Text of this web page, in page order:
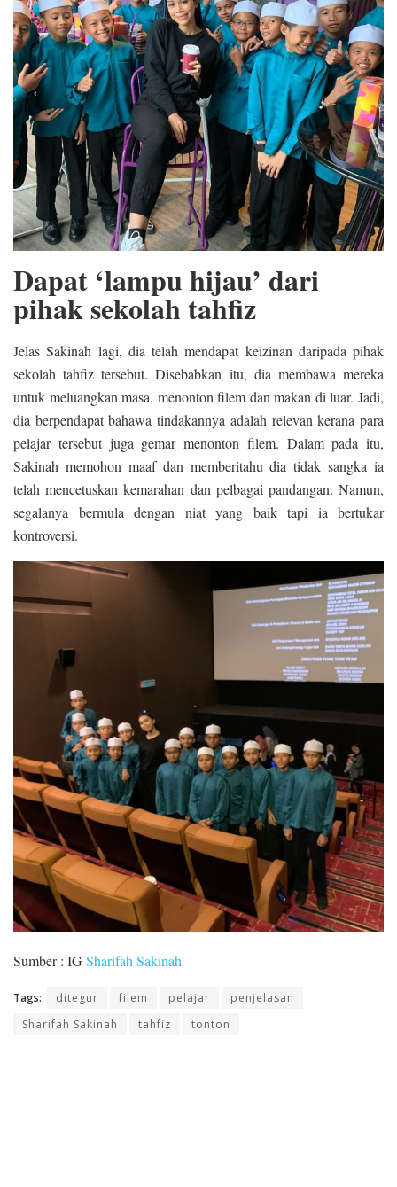
Dapat ‘lampu hijau’ dari
pihak sekolah tahfiz
Jelas Sakinah lagi, dia telah mendapat keizinan daripada pihak
sekolah tahfiz tersebut. Disebabkan itu, dia membawa mereka
untuk meluangkan masa, menonton filem dan makan di luar. Jadi,
dia berpendapat bahawa tindakannya adalah relevan kerana para
pelajar tersebut juga gemar menonton filem. Dalam pada itu,
Sakinah memohon maaf dan memberitahu dia tidak sangka ia
telah mencetuskan kemarahan dan pelbagai pandangan. Namun,
segalanya bermula dengan niat yang baik tapi ia bertukar
kontroversi.
Sumber : IGSharifah Sakinah
Tags: ditegur filem pelajar
penjelasan
Sharifah Sakinah
tahfiz tonton